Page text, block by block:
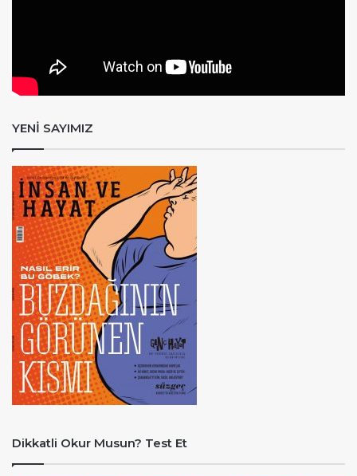
YENİ SAYIMIZ
Dikkatli Okur Musun? Test Et